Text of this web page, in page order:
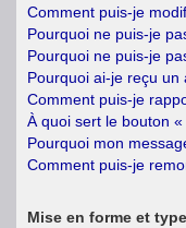
Comment puis-je
Pourquoi ne puis-je
Pourquoi ne puis-je
Pourquoi ai-je reçu un
Comment puis-je
À quoi sert le bouton
Pourquoi mon
Comment puis-je
Mise en forme et